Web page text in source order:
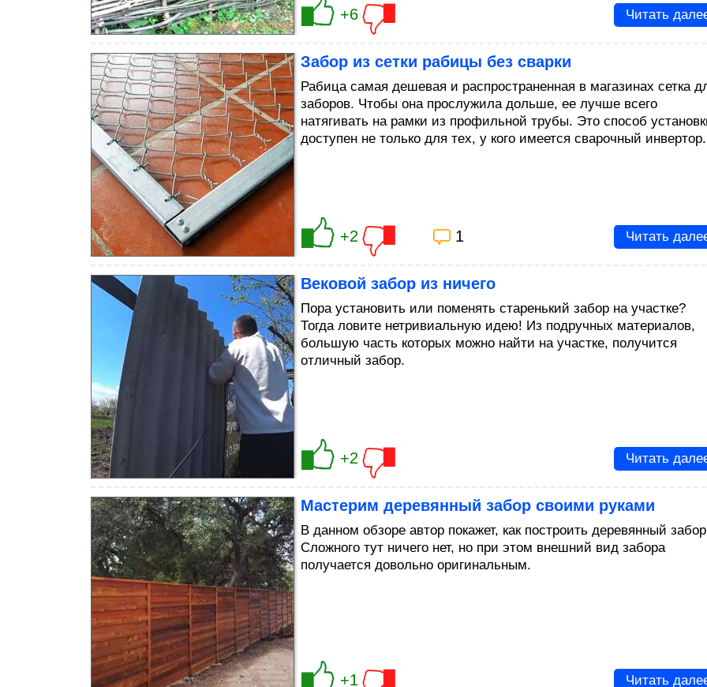
+6 Читать
Забор из сетки рабицы без сварки
Рабица самая дешевая и распространенная в магазинах сетка
заборов. Чтобы она прослужила дольше, ее лучше всего
натягивать на рамки из профильной трубы. Это способ
доступен не только для тех, у кого имеется сварочный инвертор.
+2 1 Читать
Вековой забор из ничего
Пора установить или поменять старенький забор на участке?
Тогда ловите нетривиальную идею! Из подручных материалов,
большую часть которых можно найти на участке, получится
отличный забор.
+2 Читать
Мастерим деревянный забор своими руками
В данном обзоре автор покажет, как построить деревянный
Сложного тут ничего нет, но при этом внешний вид забора
получается довольно оригинальным.
+1 Читать